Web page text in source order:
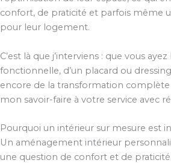
confort, de praticité et parfois même
pour leur logement.
C’est là que j’interviens : que vous
fonctionnelle, d’un placard ou
encore de la transformation complète
mon savoir-faire à votre service avec
Pourquoi un intérieur sur mesure est
Un aménagement intérieur
une question de confort et de